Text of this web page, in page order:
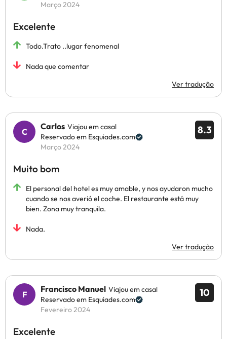
Março 2024
Excelente
Todo.Trato ..lugar fenomenal
Nada que comentar
Ver tradução
8.3
Carlos Viajou em casal
Reservado em Esquiades.com
Março 2024
Muito bom
El personal del hotel es muy amable, y nos ayudaron mucho
cuando se nos averió el coche. El restaurante está muy
bien. Zona muy tranquila.
Nada.
Ver tradução
10
Francisco Manuel Viajou em casal
Reservado em Esquiades.com
Fevereiro 2024
Excelente